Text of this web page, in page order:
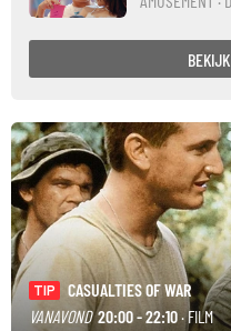
TIP
CASUALTIES OF WAR
VANAVOND 20:00 - 22:10· FILM